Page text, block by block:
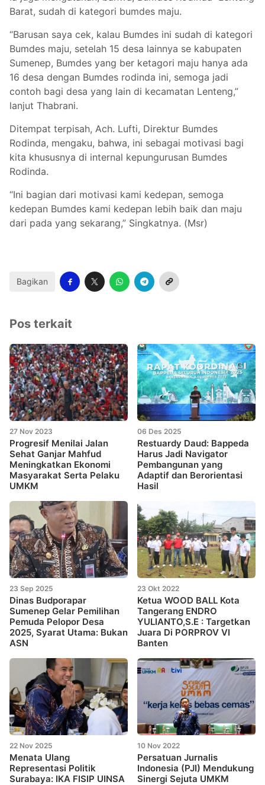
Barat, sudah di kategori bumdes maju.
“Barusan saya cek, kalau Bumdes ini sudah di kategori
Bumdes maju, setelah 15 desa lainnya se kabupaten
Sumenep, Bumdes yang ber ketagori maju hanya ada
16 desa dengan Bumdes rodinda ini, semoga jadi
contoh bagi desa yang lain di kecamatan Lenteng,”
lanjut Thabrani.
Ditempat terpisah, Ach. Lufti, Direktur Bumdes
Rodinda, mengaku, bahwa, ini sebagai motivasi bagi
kita khususnya di internal kepungurusan Bumdes
Rodinda.
“Ini bagian dari motivasi kami kedepan, semoga
kedepan Bumdes kami kedepan lebih baik dan maju
dari pada yang sekarang,” Singkatnya. (Msr)
Bagikan
Pos terkait
27 Nov 2023
Progresif Menilai Jalan
Sehat Ganjar Mahfud
Meningkatkan Ekonomi
Masyarakat Serta Pelaku
UMKM
06 Des 2025
Restuardy Daud: Bappeda
Harus Jadi Navigator
Pembangunan yang
Adaptif dan Berorientasi
Hasil
23 Sep 2025
Dinas Budporapar
Sumenep Gelar Pemilihan
Pemuda Pelopor Desa
2025, Syarat Utama: Bukan
ASN
23 Okt 2022
Ketua WOOD BALL Kota
Tangerang ENDRO
YULIANTO,S.E : Targetkan
Juara Di PORPROV VI
Banten
22 Nov 2025
Menata Ulang
Representasi Politik
Surabaya: IKA FISIP UINSA
10 Nov 2022
Persatuan Jurnalis
Indonesia (PJI) Mendukung
Sinergi Sejuta UMKM